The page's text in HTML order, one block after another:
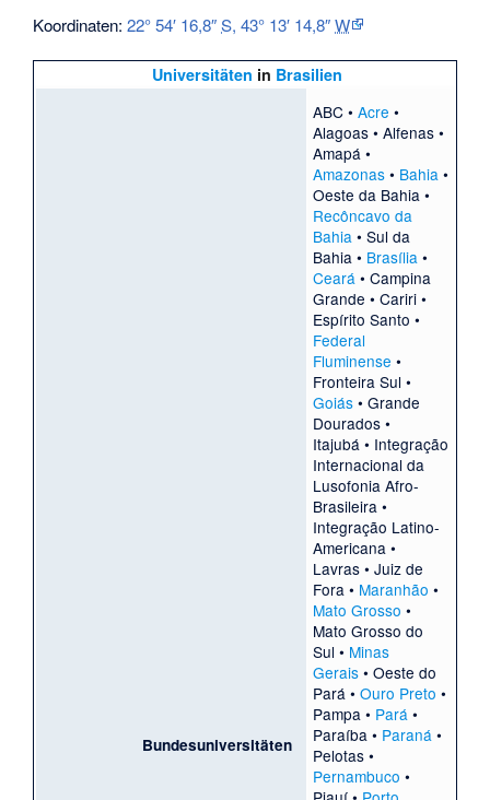
Koordinaten:22° 54′ 16,8″S,43° 13′ 14,8″W
Universitäten in Brasilien
Bundesuniversitäten
ABC• Acre •
Alagoas• Alfenas•
Amapá•
Amazonas• Bahia•
Oeste da Bahia•
Recôncavo da
Bahia• Sul da
Bahia• Brasília•
Ceará• Campina
Grande • Cariri•
Espírito Santo •
Federal
Fluminense •
Fronteira Sul •
Goiás• Grande
Dourados•
Itajubá• Integração
Internacional da
Lusofonia Afro-
Brasileira•
Integração Latino-
Americana•
Lavras• Juiz de
Fora• Maranhão •
Mato Grosso •
Mato Grosso do
Sul • Minas
Gerais• Oeste do
Pará• Ouro Preto •
Pampa• Pará•
Paraíba• Paraná•
Pelotas•
Pernambuco •